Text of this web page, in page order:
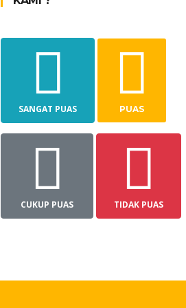
SANGAT PUAS PUAS
CUKUP PUAS TIDAK PUAS